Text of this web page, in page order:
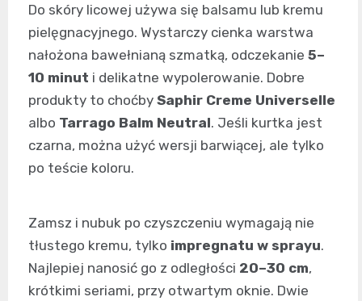
Do skóry licowej używa się balsamu lub kremu
pielęgnacyjnego. Wystarczy cienka warstwa
nałożona bawełnianą szmatką, odczekanie 5–
10 minut i delikatne wypolerowanie. Dobre
produkty to choćby Saphir Creme Universelle
albo Tarrago Balm Neutral. Jeśli kurtka jest
czarna, można użyć wersji barwiącej, ale tylko
po teście koloru.
Zamsz i nubuk po czyszczeniu wymagają nie
tłustego kremu, tylko impregnatu w sprayu.
Najlepiej nanosić go z odległości 20–30 cm,
krótkimi seriami, przy otwartym oknie. Dwie